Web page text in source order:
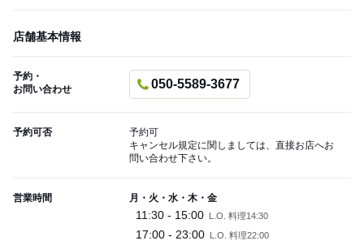
店舗基本情報
予約・
お問い合わせ
050-5589-3677
予約可否
予約可
キャンセル規定に関しましては、直接お店へお
問い合わせ下さい。
営業時間 月・火・水・木・金
11:30 - 15:00 L.O. 料理14:30
17:00 - 23:00 L.O. 料理22:00